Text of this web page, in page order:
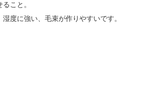
こと。
度に強い、毛束が作りやすいです。